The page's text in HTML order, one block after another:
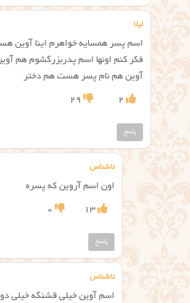
لیلا
اسم پسر همسایه خواهرم اینا آوین
فکر کنم اونها اسم پدربزرگشوم هم
آوین هم نام پسر هست هم دختر
2
29
پاسخ
ناشناس
اون اسم آروین که پسره
13
0
پاسخ
ناشناس
اسم آوین خیلی قشنگه خیلی